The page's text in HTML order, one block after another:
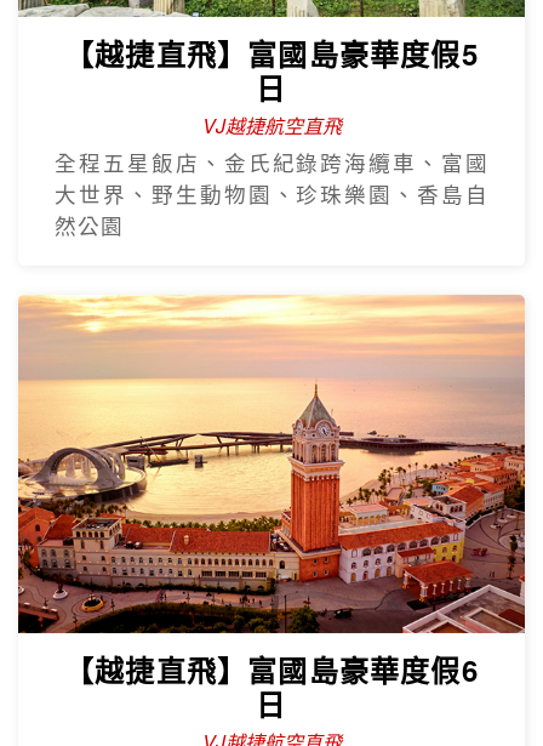
【越捷直飛】富國島豪華度假5
日
VJ越捷航空直飛
全程五星飯店、金氏紀錄跨海纜車、富國
大世界、野生動物園、珍珠樂園、香島自
然公園
【越捷直飛】富國島豪華度假6
日